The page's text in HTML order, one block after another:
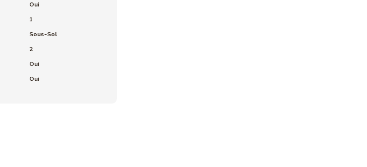
Oui
1
Sous-Sol
2
Oui
Oui